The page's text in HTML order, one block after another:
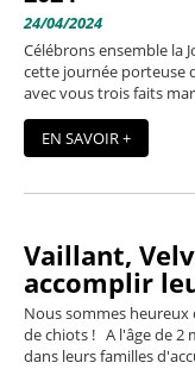
24/04/2024
Célébrons ensemble la
cette journée porteuse
avec vous trois faits
EN SAVOIR +
Vaillant,
accomplir
Nous sommes
de chiots ! A l'âge de 2
dans leurs familles